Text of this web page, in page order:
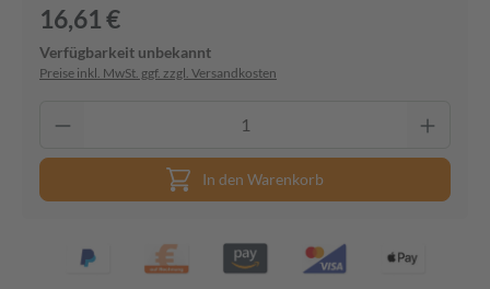
16,61 €
Verfügbarkeit unbekannt
Preise inkl. MwSt. ggf. zzgl. Versandkosten
In den Warenkorb